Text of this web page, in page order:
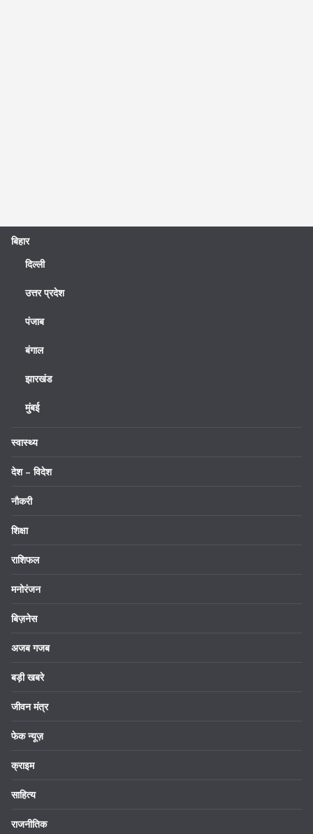
बिहार
दिल्ली
उत्तर प्रदेश
पंजाब
बंगाल
झारखंड
मुंबई
स्वास्थ्य
देश – विदेश
नौकरी
शिक्षा
राशिफल
मनोरंजन
बिज़नेस
अजब गजब
बड़ी खबरे
जीवन मंत्र
फेक न्यूज़
क्राइम
साहित्य
राजनीतिक